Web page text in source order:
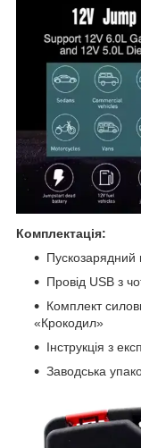
Комплектація:
Пускозарядний
Провід USB з
Комплект
«Крокодил»
Інструкція з
Заводська